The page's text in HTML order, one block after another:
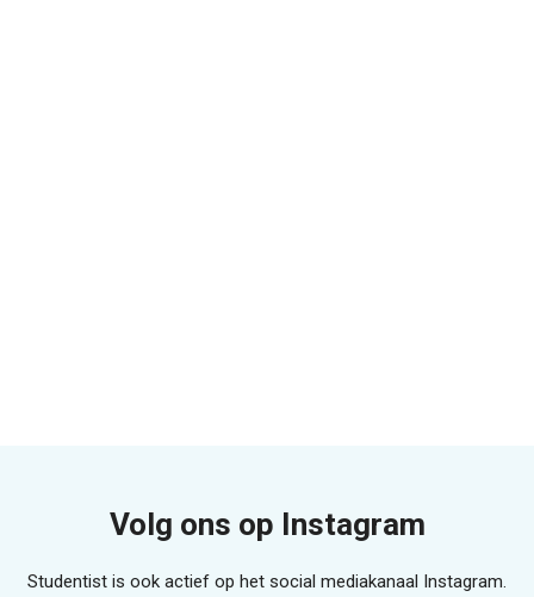
Volg ons op Instagram
Studentist is ook actief op het social mediakanaal Instagram.